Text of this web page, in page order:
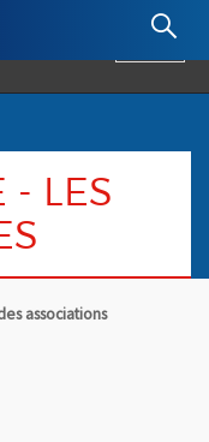
: Retour à l'accueil
- LES
associations